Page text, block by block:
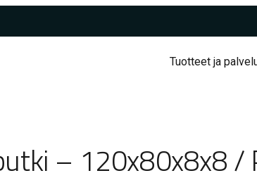
Tuotteet ja
– 120x80x8x8 /